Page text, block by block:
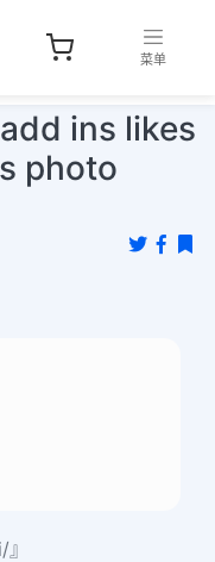
菜单
ins likes
photo